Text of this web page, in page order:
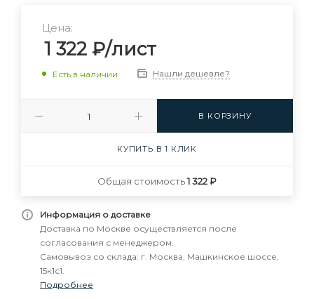
Цена:
1 322 ₽/лист
Есть в наличии Нашли дешевле?
В КОРЗИНУ
КУПИТЬ В 1 КЛИК
Общая стоимость1 322 ₽
Информация о доставке
Доставка по Москве осуществляется после
согласования с менеджером.
Самовывоз со склада: г. Москва, Машкинское шоссе,
15к1с1.
Подробнее